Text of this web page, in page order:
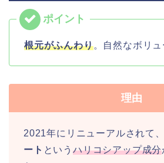
根元がふんわり。自然なボリュ
理由
2021年にリニューアルされて
ート というハリコシアップ成分